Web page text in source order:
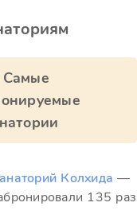
Самые
Колхида —
135 раз